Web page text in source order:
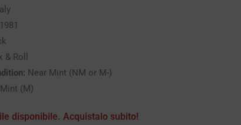
1981
& Roll
Near Mint (NM or M-)
Mint (M)
disponibile. Acquistalo subito!